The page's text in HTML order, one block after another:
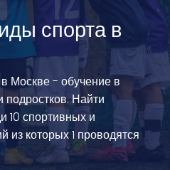
спорта в
Москве - обучение в
подростков. Найти
10 спортивных и
которых 1 проводятся